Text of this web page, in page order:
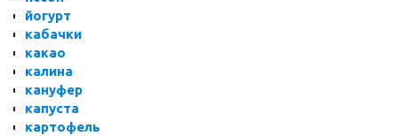
йогурт
кабачки
какао
калина
кануфер
капуста
картофель